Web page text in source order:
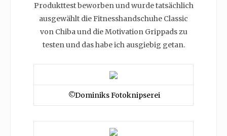
Produkttest beworben und wurde tatsächlich
ausgewählt die Fitnesshandschuhe Classic
von Chiba und die Motivation Grippads zu
testen und das habe ich ausgiebig getan.
©Dominiks Fotoknipserei